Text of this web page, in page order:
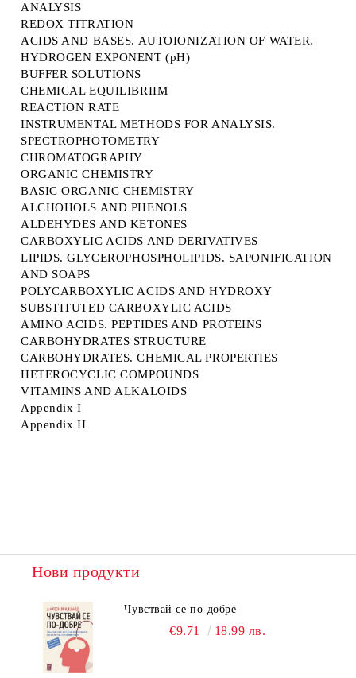
ANALYSIS
REDOX TITRATION
ACIDS AND BASES. AUTOIONIZATION OF WATER.
HYDROGEN EXPONENT (pH)
BUFFER SOLUTIONS
CHEMICAL EQUILIBRIIM
REACTION RATE
INSTRUMENTAL METHODS FOR ANALYSIS.
SPECTROPHOTOMETRY
CHROMATOGRAPHY
ORGANIC CHEMISTRY
BASIC ORGANIC CHEMISTRY
ALCHOHOLS AND PHENOLS
ALDEHYDES AND KETONES
CARBOXYLIC ACIDS AND DERIVATIVES
LIPIDS. GLYCEROPHOSPHOLIPIDS. SAPONIFICATION
AND SOAPS
POLYCARBOXYLIC ACIDS AND HYDROXY
SUBSTITUTED CARBOXYLIC ACIDS
AMINO ACIDS. PEPTIDES AND PROTEINS
CARBOHYDRATES STRUCTURE
CARBOHYDRATES. CHEMICAL PROPERTIES
HETEROCYCLIC COMPOUNDS
VITAMINS AND ALKALOIDS
Appendix I
Appendix II
Нови продукти
Чувствай се по-добре
€9.71 18.99 лв.